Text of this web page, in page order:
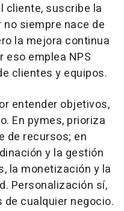
cliente, suscribe la
no siempre nace de
la mejora continua
eso emplea NPS
clientes y equipos.
entender objetivos,
En pymes, prioriza
de recursos; en
y la gestión
la monetización y la
Personalización sí,
cualquier negocio.